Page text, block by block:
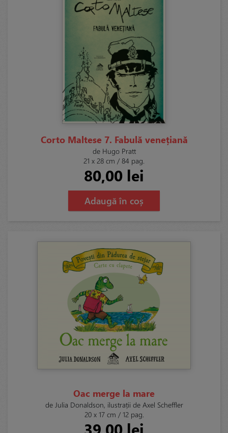
Corto Maltese 7. Fabulă venețiană
de Hugo Pratt
21 x 28 cm / 84 pag.
80,00 lei
Adaugă în coș
Oac merge la mare
de Julia Donaldson, ilustrații de Axel Scheffler
20 x 17 cm / 12 pag.
39,00 lei